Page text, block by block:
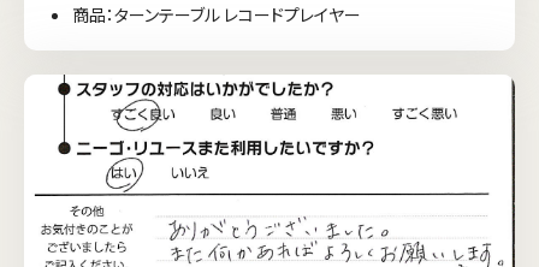
商品：ターンテーブル レコードプレイヤー